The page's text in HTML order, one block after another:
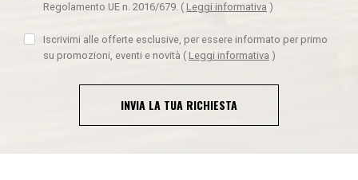
Regolamento UE n. 2016/679. ( Leggi informativa )
Iscrivimi alle offerte esclusive, per essere informato per primo
su promozioni, eventi e novità ( Leggi informativa )
INVIA LA TUA RICHIESTA